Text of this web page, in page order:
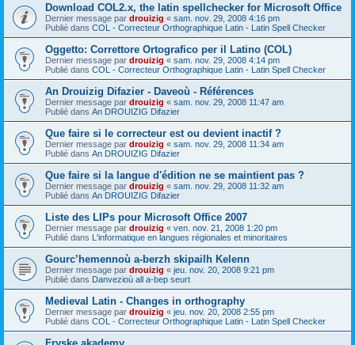
Download COL2.x, the latin spellchecker for Microsoft Office
Dernier message par drouizig « sam. nov. 29, 2008 4:16 pm
Publié dans COL - Correcteur Orthographique Latin - Latin Spell Checker
Oggetto: Correttore Ortografico per il Latino (COL)
Dernier message par drouizig « sam. nov. 29, 2008 4:14 pm
Publié dans COL - Correcteur Orthographique Latin - Latin Spell Checker
An Drouizig Difazier - Daveoù - Références
Dernier message par drouizig « sam. nov. 29, 2008 11:47 am
Publié dans An DROUIZIG Difazier
Que faire si le correcteur est ou devient inactif ?
Dernier message par drouizig « sam. nov. 29, 2008 11:34 am
Publié dans An DROUIZIG Difazier
Que faire si la langue d'édition ne se maintient pas ?
Dernier message par drouizig « sam. nov. 29, 2008 11:32 am
Publié dans An DROUIZIG Difazier
Liste des LIPs pour Microsoft Office 2007
Dernier message par drouizig « ven. nov. 21, 2008 1:20 pm
Publié dans L'informatique en langues régionales et minoritaires
Gourc’hemennoù a-berzh skipailh Kelenn
Dernier message par drouizig « jeu. nov. 20, 2008 9:21 pm
Publié dans Danvezioù all a-bep seurt
Medieval Latin - Changes in orthography
Dernier message par drouizig « jeu. nov. 20, 2008 2:55 pm
Publié dans COL - Correcteur Orthographique Latin - Latin Spell Checker
Fryske akademy